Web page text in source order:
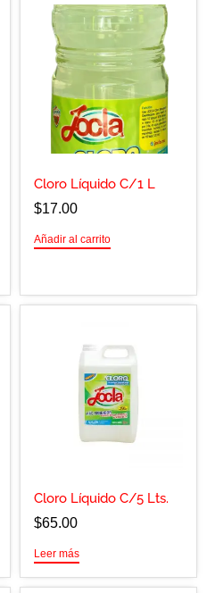
Cloro Líquido C/1 L
$17.00
Añadir al carrito
Cloro Líquido C/5 Lts.
$65.00
Leer más